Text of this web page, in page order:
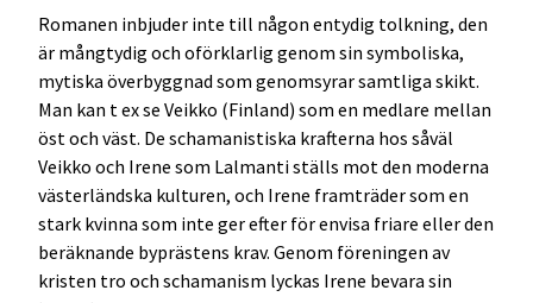
Romanen inbjuder inte till någon entydig tolkning, den
är mångtydig och oförklarlig genom sin symboliska,
mytiska överbyggnad som genomsyrar samtliga skikt.
Man kan t ex se Veikko (Finland) som en medlare mellan
öst och väst. De schamanistiska krafterna hos såväl
Veikko och Irene som Lalmanti ställs mot den moderna
västerländska kulturen, och Irene framträder som en
stark kvinna som inte ger efter för envisa friare eller den
beräknande byprästens krav. Genom föreningen av
kristen tro och schamanism lyckas Irene bevara sin